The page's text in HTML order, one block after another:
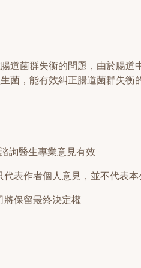
道菌群失衡的問題，由於腸
菌，能有效糾正腸道菌群失衡
詢醫生專業意見有效
代表作者個人意見，並不代表
將保留最終決定權